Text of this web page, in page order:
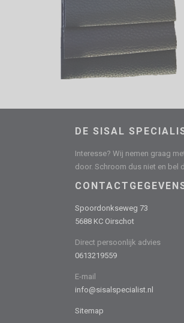
DE SISAL
Interesse? Wij nemen graag
door. Schroom dus niet en bel
Spoordonkseweg 73
5688 KC Oirschot
Direct persoonlijk advies
0613219559
E-mail
info@sisalspecialist.nl
Sitemap